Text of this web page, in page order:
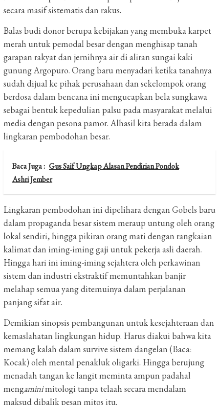
secara masif sistematis dan rakus.
Balas budi donor berupa kebijakan yang membuka karpet
merah untuk pemodal besar dengan menghisap tanah
garapan rakyat dan jernihnya air di aliran sungai kaki
gunung Argopuro. Orang baru menyadari ketika tanahnya
sudah dijual ke pihak perusahaan dan sekelompok orang
berdosa dalam bencana ini mengucapkan bela sungkawa
sebagai bentuk kepedulian palsu pada masyarakat melalui
media dengan pesona pamor. Alhasil kita berada dalam
lingkaran pembodohan besar.
Baca Juga : Gus Saif Ungkap Alasan Pendirian Pondok
Ashri Jember
Lingkaran pembodohan ini dipelihara dengan Gobels baru
dalam propaganda besar sistem meraup untung oleh orang
lokal sendiri, hingga pikiran orang mati dengan rangkaian
kalimat dan iming-iming gaji untuk pekerja asli daerah.
Hingga hari ini iming-iming sejahtera oleh perkawinan
sistem dan industri ekstraktif memuntahkan banjir
melahap semua yang ditemuinya dalam perjalanan
panjang sifat air.
Demikian sinopsis pembangunan untuk kesejahteraan dan
kemaslahatan lingkungan hidup. Harus diakui bahwa kita
memang kalah dalam survive sistem dangelan (Baca:
Kocak) oleh mental penakluk oligarki. Hingga berujung
menadah tangan ke langit meminta ampun padahal
mengaminimitologi tanpa telaah secara mendalam
maksud dibalik pesan mitos itu.